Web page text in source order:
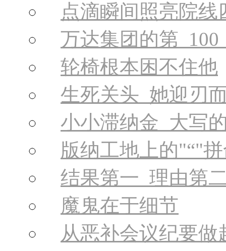
点滴瞬间照亮院线
万达集团的第
轮椅根本困不住他
生死关头 她迎刃
小小滞纳金 大写
版纳工地上的 “
结果第一 理由第
魔鬼在于细节
从恶补会议纪要做